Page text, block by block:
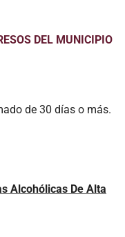
DEL MUNICIPIO
de 30 días o más.
Alcohólicas De Alta